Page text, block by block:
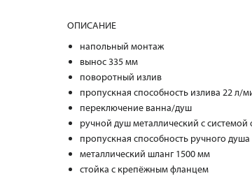
ОПИСАНИЕ
напольный монтаж
вынос 335 мм
поворотный излив
пропускная способность излива 22 л/
переключение ванна/душ
ручной душ металлический с
пропускная способность ручного
металлический шланг 1500 мм
стойка с крепёжным фланцем